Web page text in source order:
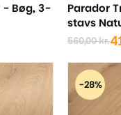
- Bøg, 3-
Parador
stavs
560,00kr.
Den
pris
var:
560,00
Den
aktuelle
pris
er:
410,00
-28%